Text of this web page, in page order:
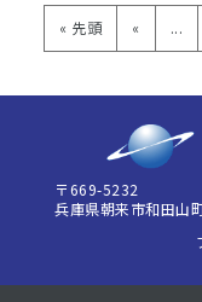
« 先頭 « ...
〒669-5232
兵庫県朝来市和田山